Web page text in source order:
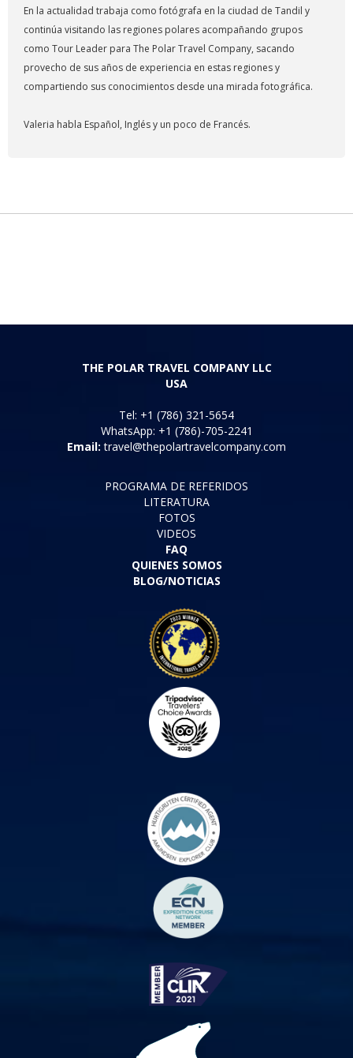
En la actualidad trabaja como fotógrafa en la ciudad de Tandil y
continúa visitando las regiones polares acompañando grupos
como Tour Leader para The Polar Travel Company, sacando
provecho de sus años de experiencia en estas regiones y
compartiendo sus conocimientos desde una mirada fotográfica.
Valeria habla Español, Inglés y un poco de Francés.
THE POLAR TRAVEL COMPANY LLC
USA
Tel: +1 (786) 321-5654
WhatsApp: +1 (786)-705-2241
Email: travel@thepolartravelcompany.com
PROGRAMA DE REFERIDOS
LITERATURA
FOTOS
VIDEOS
FAQ
QUIENES SOMOS
BLOG/NOTICIAS